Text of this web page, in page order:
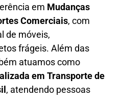
em Mudanças
Comerciais, com
de móveis,
frágeis. Além das
atuamos como
em Transporte de
, atendendo pessoas